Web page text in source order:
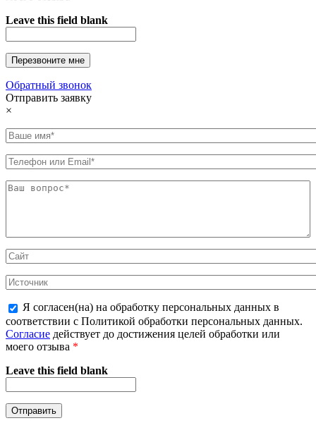
Leave this field blank
Обратный звонок
Отправить заявку
×
Я согласен(на) на обработку персональных данных в
соответствии с Политикой обработки персональных данных.
Согласие действует до достижения целей обработки или
моего отзыва *
Leave this field blank